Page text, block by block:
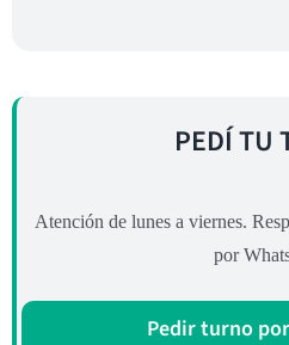
PEDÍ TU
Atención de lunes a viernes.
por
Pedir turno